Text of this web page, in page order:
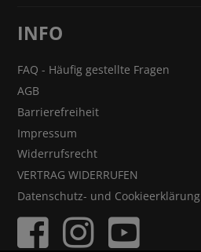
INFO
FAQ - Häufig gestellte Fragen
AGB
Barrierefreiheit
Impressum
Widerrufsrecht
VERTRAG WIDERRUFEN
Datenschutz- und Cookieerklärung